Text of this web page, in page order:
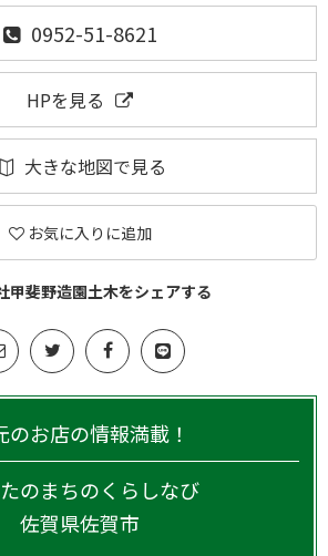
0952-51-8621
HPを見る
大きな地図で見る
お気に入りに追加
甲斐野造園土木をシェアする
のお店の情報満載！
のまちのくらしなび
佐賀県佐賀市